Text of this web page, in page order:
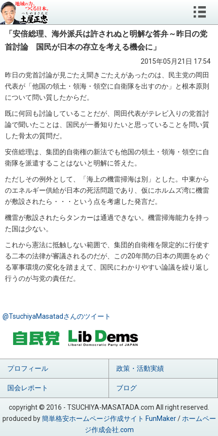
「安倍総理、海外派兵は許されぬと明解な答弁～昨日の党
首討論 国民が日本の存立を考える機会に」
2015年05月21日 17:54
昨日の党首討論が見ごたえ聞きごたえがあったのは、民主党の岡田
代表が「他国の領土・領海・領空に自衛隊を出すのか」と根本原則
について問い質したからだ。
既に何回も討論していることだが、岡田代表がテレビ入りの党首討
論で聞いたことは、国民が一番知りたいと思っていることを問い質
した骨太の質問だ。
安倍総理は、集団的自衛権の新法でも他国の領土・領海・領空に自
衛隊を派遣することはないと明解に答えた。
ただしその例外として、「海上の機雷掃海は別」とした。中東から
のエネルギー供給が日本の死活問題であり、仮にホルムズ湾に機雷
が敷設されたら・・・という点を考慮した発言だ。
機雷が敷設されたらタンカーは通過できない。機雷掃海能力を持っ
た国は少ない。
これから憲法に抵触しない範囲で、集団的自衛権を限定的に行使す
る二本の法律が審議されるのだが、この20年間の日本の周囲をめぐ
る軍事環境の変化を踏まえて、国民にわかりやすい論議を繰り返し
行うのが与党の責任だ。
@TsuchiyaMasatadさんのツイート
プロフィール 政策・活動実績
国会レポート ブログ
copyright © 2016 - TSUCHIYA-MASATADA.com All right reserved.
produced by簡単格安ホームページ作成サイト FunMaker/ ホームペー
ジ作成会社.com